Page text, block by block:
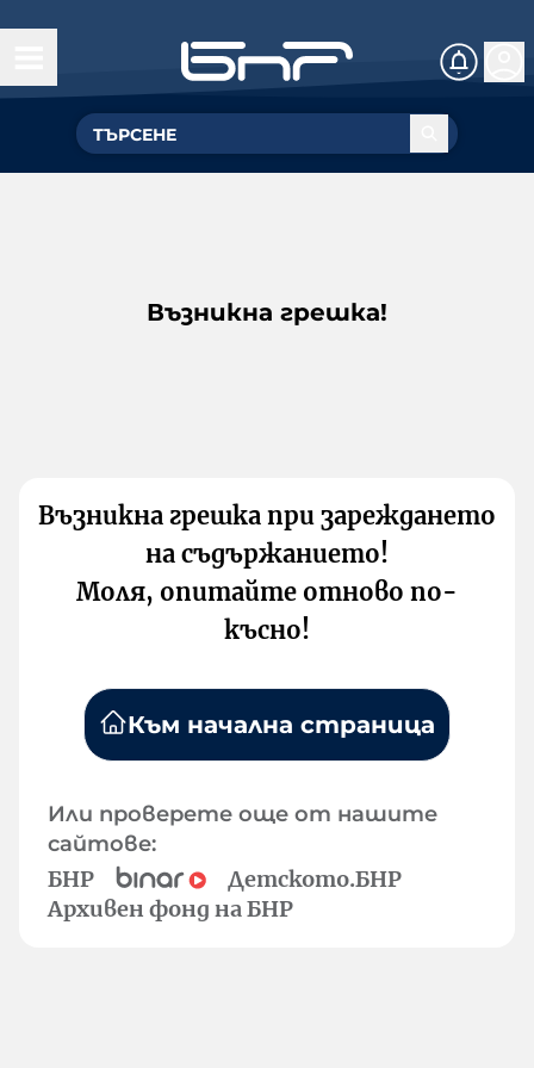
Възникна грешка!
Възникна грешка при зареждането
на съдържанието!
Моля, опитайте отново по-
късно!
Към начална страница
Или проверете още от нашите
сайтове:
БНР
Детското.БНР
Архивен фонд на БНР